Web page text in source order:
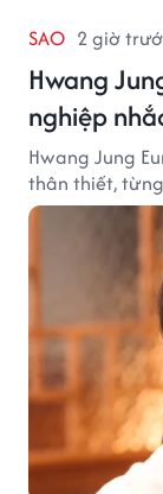
SAO 2 giờ
Hwang
nghiệp
Hwang Jung
thân thiết,